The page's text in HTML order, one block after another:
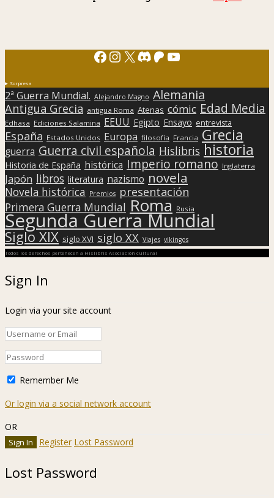
Facebook
Instagram
X Discord
Patreon
YouTube
Sorpresa
2ª Guerra Mundial. Alejandro Magno Alemania
Antigua Grecia antigua Roma Atenas cómic Edad Media
Edhasa Ediciones Salamina EEUU Egipto Ensayo entrevista
España Estados Unidos Europa filosofía Francia Grecia
guerra Guerra civil española Hislibris historia
Historia de España histórica Imperio romano Inglaterra
Japón libros literatura nazismo novela
Novela histórica Premios presentación
Primera Guerra Mundial Roma Rusia
Segunda Guerra Mundial
Siglo XIX siglo XVI siglo XX Viajes vikingos
Todos los derechos pertenecen a Hislibris Asociación cultural
Sign In
Login via your site account
Remember Me
Or login via a social network account
OR
Register Lost Password
Lost Password